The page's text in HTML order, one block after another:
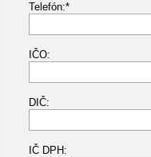
Telefón:*
IČO:
DIČ:
IČ DPH: